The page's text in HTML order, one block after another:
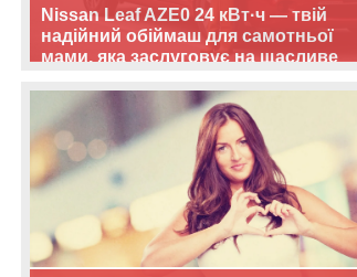
Nissan Leaf AZE0 24 кВт·ч — твій
надійний обіймаш для самотньої
мами, яка заслуговує на щасливе